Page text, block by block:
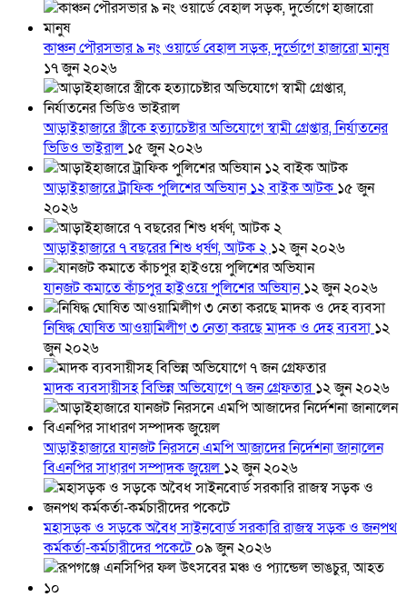
কাঞ্চন পৌরসভার ৯ নং ওয়ার্ডে বেহাল সড়ক, দুর্ভোগে হাজারো মানুষ
১৭ জুন ২০২৬
আড়াইহাজারে স্ত্রীকে হত্যাচেষ্টার অভিযোগে স্বামী গ্রেপ্তার, নির্যাতনের
ভিডিও ভাইরাল ১৫ জুন ২০২৬
আড়াইহাজারে ট্রাফিক পুলিশের অভিযান ১২ বাইক আটক ১৫ জুন
২০২৬
আড়াইহাজারে ৭ বছরের শিশু ধর্ষণ, আটক ২ ১২ জুন ২০২৬
যানজট কমাতে কাঁচপুর হাইওয়ে পুলিশের অভিযান১২ জুন ২০২৬
নিষিদ্ধ ঘোষিত আওয়ামিলীগ ৩ নেতা করছে মাদক ও দেহ ব্যবসা ১২
জুন ২০২৬
মাদক ব্যবসায়ীসহ বিভিন্ন অভিযোগে ৭ জন গ্রেফতার১২ জুন ২০২৬
আড়াইহাজারে যানজট নিরসনে এমপি আজাদের নির্দেশনা জানালেন
বিএনপির সাধারণ সম্পাদক জুয়েল ১২ জুন ২০২৬
মহাসড়ক ও সড়কে অবৈধ সাইনবোর্ড সরকারি রাজস্ব সড়ক ও জনপথ
কর্মকর্তা-কর্মচারীদের পকেটে০৯ জুন ২০২৬